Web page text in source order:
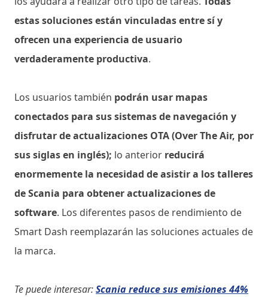
estas soluciones están vinculadas entre sí y
ofrecen una experiencia de usuario
verdaderamente productiva.
Los usuarios también podrán usar mapas
conectados para sus sistemas de navegación y
disfrutar de actualizaciones OTA (Over The Air, por
sus siglas en inglés); lo anterior reducirá
enormemente la necesidad de asistir a los talleres
de Scania para obtener actualizaciones de
software. Los diferentes pasos de rendimiento de
Smart Dash reemplazarán las soluciones actuales de
la marca.
Te puede interesar:Scania reduce sus emisiones 44%